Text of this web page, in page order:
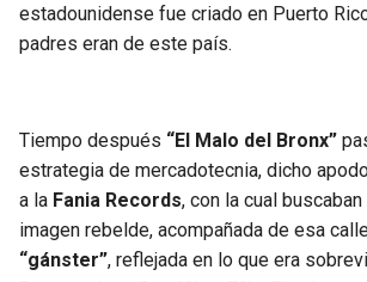
estadounidense fue criado en Puerto
padres eran de este país.
Tiempo después “El Malo del Bronx”
estrategia de mercadotecnia, dicho
a la Fania Records, con la cual
imagen rebelde, acompañada de esa
“gánster”, reflejada en lo que era